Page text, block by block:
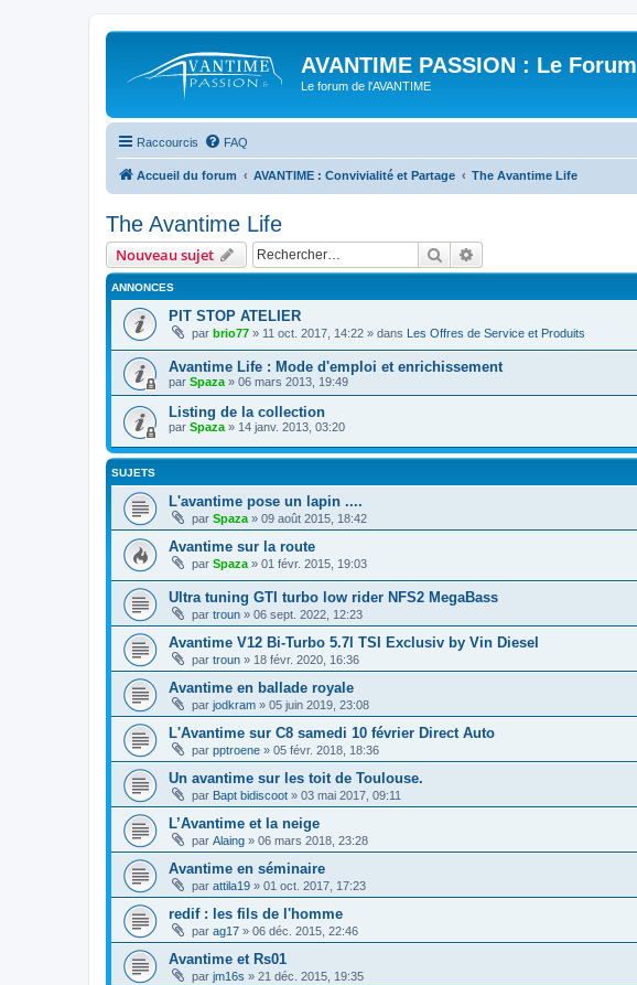
AVANTIME PASSION : Le Forum
Le forum de l'AVANTIME
Raccourcis FAQ
Accueil du forum AVANTIME : Convivialité et Partage The Avantime Life
The Avantime Life
Nouveau sujet Rechercher
ANNONCES
PIT STOP ATELIER
par brio77 » 11 oct. 2017, 14:22 » dans Les Offres de Service et Produits
Avantime Life : Mode d'emploi et enrichissement
par Spaza » 06 mars 2013, 19:49
Listing de la collection
par Spaza » 14 janv. 2013, 03:20
SUJETS
L'avantime pose un lapin ....
par Spaza » 09 août 2015, 18:42
Avantime sur la route
par Spaza » 01 févr. 2015, 19:03
Ultra tuning GTI turbo low rider NFS2 MegaBass
par troun » 06 sept. 2022, 12:23
Avantime V12 Bi-Turbo 5.7l TSI Exclusiv by Vin Diesel
par troun » 18 févr. 2020, 16:36
Avantime en ballade royale
par jodkram » 05 juin 2019, 23:08
L'Avantime sur C8 samedi 10 février Direct Auto
par pptroene » 05 févr. 2018, 18:36
Un avantime sur les toit de Toulouse.
par Bapt bidiscoot » 03 mai 2017, 09:11
L’Avantime et la neige
par Alaing » 06 mars 2018, 23:28
Avantime en séminaire
par attila19 » 01 oct. 2017, 17:23
redif : les fils de l'homme
par ag17 » 06 déc. 2015, 22:46
Avantime et Rs01
par jm16s » 21 déc. 2015, 19:35